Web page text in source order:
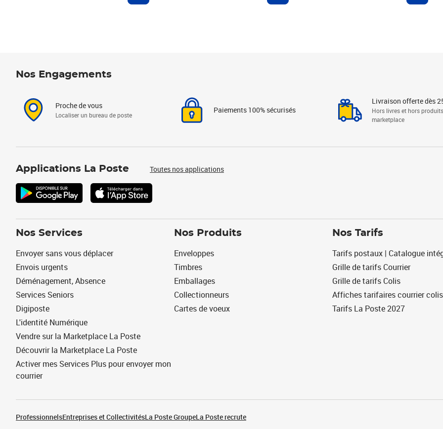
Nos Engagements
Proche de vous
Localiser un bureau de poste
Paiements 100% sécurisés
Livraison offerte dès
Hors livres et hors produits
marketplace
Applications La Poste Toutes nos applications
Nos Services
Envoyer sans vous déplacer
Envois urgents
Déménagement, Absence
Services Seniors
Digiposte
L'identité Numérique
Vendre sur la Marketplace La Poste
Découvrir la Marketplace La Poste
Activer mes Services Plus pour envoyer mon
courrier
Nos Produits
Enveloppes
Timbres
Emballages
Collectionneurs
Cartes de voeux
Nos Tarifs
Tarifs postaux | Catalogue
Grille de tarifs Courrier
Grille de tarifs Colis
Affiches tarifaires courrier colis
Tarifs La Poste 2027
ProfessionnelsEntreprises et CollectivitésLa Poste GroupeLa Poste recrute